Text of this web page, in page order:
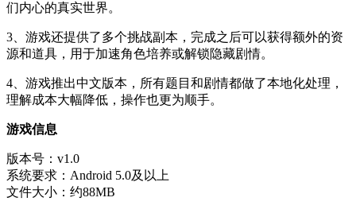
们内心的真实世界。
3、游戏还提供了多个挑战副本，完成之后可以获得额外的资
源和道具，用于加速角色培养或解锁隐藏剧情。
4、游戏推出中文版本，所有题目和剧情都做了本地化处理，
理解成本大幅降低，操作也更为顺手。
游戏信息
版本号：v1.0
系统要求：Android 5.0及以上
文件大小：约88MB